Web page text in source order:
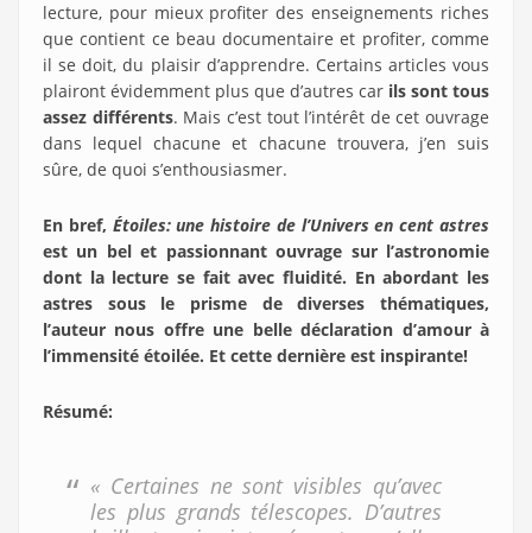
lecture, pour mieux profiter des enseignements riches
que contient ce beau documentaire et profiter, comme
il se doit, du plaisir d’apprendre. Certains articles vous
plairont évidemment plus que d’autres car ils sont tous
assez différents. Mais c’est tout l’intérêt de cet ouvrage
dans lequel chacune et chacune trouvera, j’en suis
sûre, de quoi s’enthousiasmer.
En bref, Étoiles: une histoire de l’Univers en cent astres
est un bel et passionnant ouvrage sur l’astronomie
dont la lecture se fait avec fluidité. En abordant les
astres sous le prisme de diverses thématiques,
l’auteur nous offre une belle déclaration d’amour à
l’immensité étoilée. Et cette dernière est inspirante!
Résumé:
« Certaines ne sont visibles qu’avec
les plus grands télescopes. D’autres